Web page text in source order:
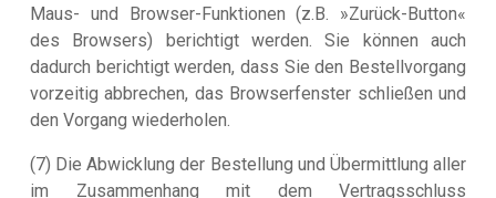
Maus- und Browser-Funktionen (z.B. »Zurück-Button«
des Browsers) berichtigt werden. Sie können auch
dadurch berichtigt werden, dass Sie den Bestellvorgang
vorzeitig abbrechen, das Browserfenster schließen und
den Vorgang wiederholen.
(7) Die Abwicklung der Bestellung und Übermittlung aller
im Zusammenhang mit dem Vertragsschluss